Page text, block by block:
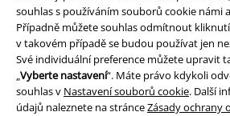
souhlas s používáním souborů cookie námi
Případně můžete souhlas odmítnout
v takovém případě se budou používat jen
Své individuální preference můžete upravit
„Vyberte nastavení“. Máte právo kdykoli
souhlas v Nastavení souborů cookie. Další
údajů naleznete na stránceZásady ochrany